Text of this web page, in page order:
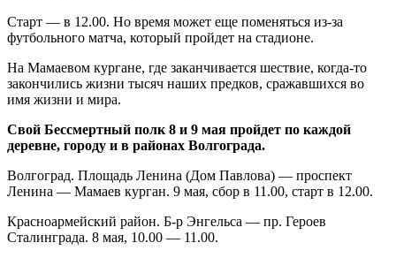
Старт — в 12.00. Но время может еще поменяться из-за
футбольного матча, который пройдет на стадионе.
На Мамаевом кургане, где заканчивается шествие, когда-то
закончились жизни тысяч наших предков, сражавшихся во
имя жизни и мира.
Свой Бессмертный полк 8 и 9 мая пройдет по каждой
деревне, городу и в районах Волгограда.
Волгоград. Площадь Ленина (Дом Павлова) — проспект
Ленина — Мамаев курган. 9 мая, сбор в 11.00, старт в 12.00.
Красноармейский район. Б-р Энгельса — пр. Героев
Сталинграда. 8 мая, 10.00 — 11.00.